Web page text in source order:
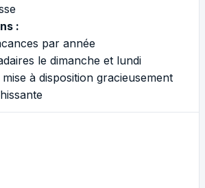
:
par année
le dimanche et lundi
à disposition gracieusement